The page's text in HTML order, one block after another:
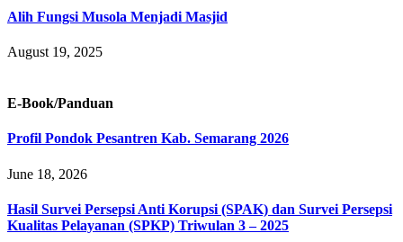
Alih Fungsi Musola Menjadi Masjid
August 19, 2025
E-Book/Panduan
Profil Pondok Pesantren Kab. Semarang 2026
June 18, 2026
Hasil Survei Persepsi Anti Korupsi (SPAK) dan Survei Persepsi
Kualitas Pelayanan (SPKP) Triwulan 3 – 2025